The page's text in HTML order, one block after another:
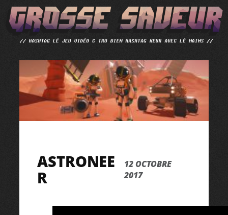
ALLER
AU
CONTENU
ASTRONEE
R
12 OCTOBRE
2017